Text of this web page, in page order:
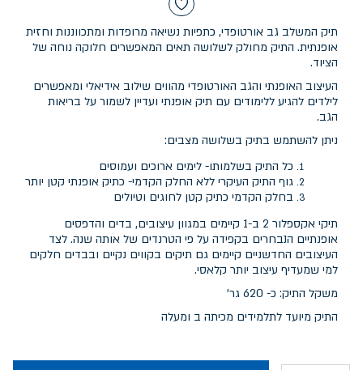
תיק המשלב גב אורטופדי, כתפיות נשיאה מרופדות ומתכווננות וחזית
אופנתית. התיק מחולק לשלושה תאים המאפשרים חלוקה נוחה של
הציוד.
העיצוב האופנתי והגב האורטופדי מהווים שילוב אידיאלי ומאפשרים
לילדים להגיע ללימודים עם תיק אופנתי ועדיין לשמור על בריאות
הגב.
ניתן להשתמש בתיק בשלושה מצבים:
כל התיק בשלמותו- לימים ארוכים ועמוסים
גוף התיק העיקרי ללא החלק הקדמי- כתיק אופנתי קטן יותר
בחלק הקדמי כתיק קטן לחוגים וטיולים
תיקי אקספלור 2 ב-1 קיימים במגוון עיצובים, בדים והדפסים
אופנתיים הנבחרים בקפידה על פי הטרנדים של אותה שנה. לצד
העיצובים החדשניים קיימים גם תיקים בקווים נקיים ובבדים חלקים
למי שמעדיף עיצוב יותר קלאסי.
משקל התיק: כ- 620 גר'
התיק מיועד לתלמידים מכיתה ב ומעלה